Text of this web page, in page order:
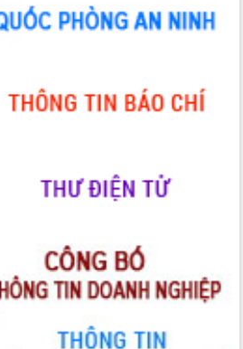
Đắk
lá
kỳ
ra
tại
Gò